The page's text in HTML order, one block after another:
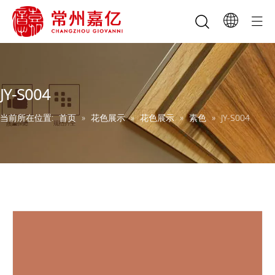
JY-S004
当前所在位置: 首页 » 花色展示 » 花色展示 » 素色 » JY-S004